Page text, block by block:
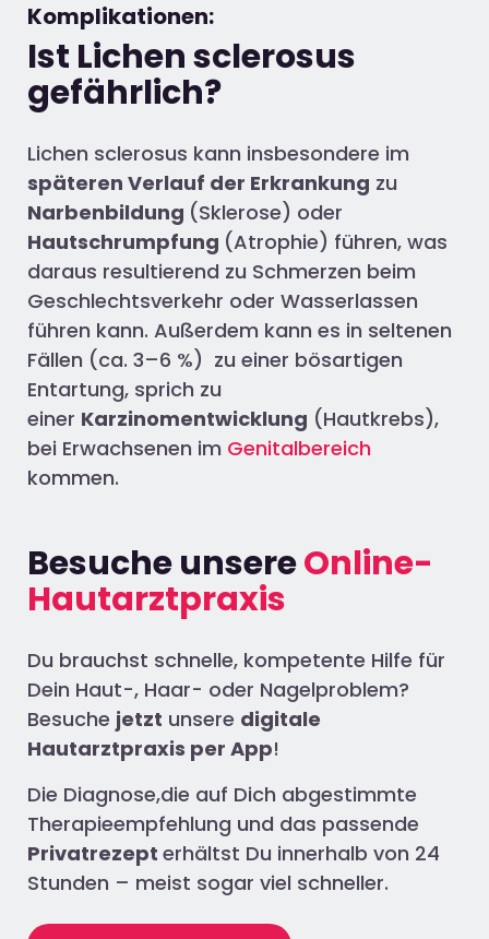
Komplikationen:
Ist Lichen sclerosus
gefährlich?
Lichen sclerosus kann insbesondere im
späteren Verlauf der Erkrankung zu
Narbenbildung (Sklerose) oder
Hautschrumpfung (Atrophie) führen, was
daraus resultierend zu Schmerzen beim
Geschlechtsverkehr oder Wasserlassen
führen kann. Außerdem kann es in seltenen
Fällen (ca. 3–6 %) zu einer bösartigen
Entartung, sprich zu
einer Karzinomentwicklung (Hautkrebs),
bei Erwachsenen im Genitalbereich
kommen.
Besuche unsereOnline-
Hautarztpraxis
Du brauchst schnelle, kompetente Hilfe für
Dein Haut-, Haar- oder Nagelproblem?
Besuche jetzt unsere digitale
Hautarztpraxis per App!
Die Diagnose,die auf Dich abgestimmte
Therapieempfehlung und das passende
Privatrezept erhältst Du innerhalb von 24
Stunden – meist sogar viel schneller.